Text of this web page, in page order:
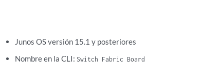
Junos OS versión 15.1 y posteriores
Nombre en la CLI: Switch Fabric Board